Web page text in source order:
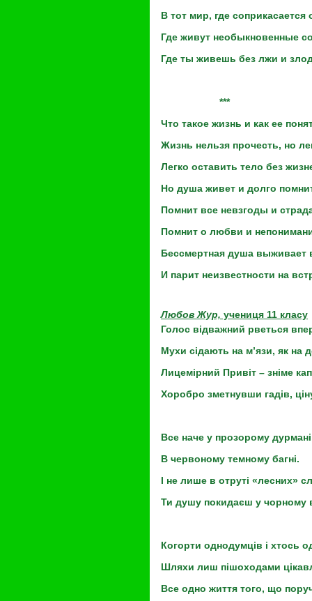
В тот мир, где соприкасается
Где живут необыкновенные
Где ты живешь без лжи и
***
Что такое жизнь и как ее
Жизнь нельзя прочесть, но
Легко оставить тело без
Но душа живет и долго
Помнит все невзгоды и
Помнит о любви и
Бессмертная душа выживает
И парит неизвестности на
Любов Жур, учениця 11 класу
Голос відважний рветься
Мухи сідають на м’язи, як на
Лицемірний Привіт – зніме
Хоробро зметнувши гадів,
Все наче у прозорому
В червоному темному багні.
І не лише в отруті «лесних»
Ти душу покидаєш у чорному
Когорти однодумців і хтось
Шляхи лиш пішоходами
Все одно життя того, що